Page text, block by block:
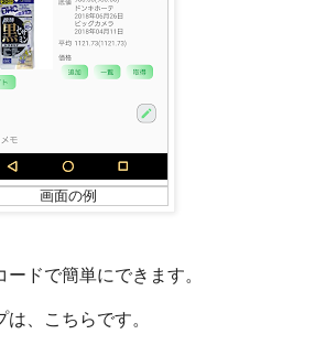
画面の例
ドで簡単にできます。
、こちらです。